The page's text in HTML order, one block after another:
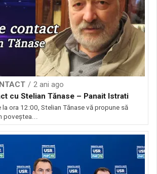
2 ani ago
cu Stelian Tănase – Panait Istrati
la ora 12:00, Stelian Tănase vă propune să
poveștea...